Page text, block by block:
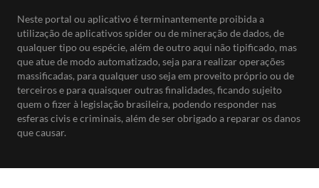
Neste portal ou aplicativo é terminantemente proibida a
utilização de aplicativos spider ou de mineração de dados, de
qualquer tipo ou espécie, além de outro aqui não tipificado, mas
que atue de modo automatizado, seja para realizar operações
massificadas, para qualquer uso seja em proveito próprio ou de
terceiros e para quaisquer outras finalidades, ficando sujeito
quem o fizer à legislação brasileira, podendo responder nas
esferas civis e criminais, além de ser obrigado a reparar os danos
que causar.